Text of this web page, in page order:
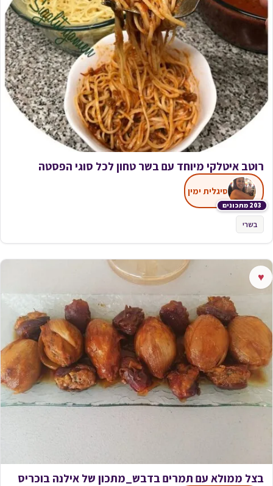
רוטב ‏איטלקי מיוחד עם ‏בשר טחון לכל סוגי הפסטה
203 מתכונים
סיגלית ימין
בשרי
♥
בצל ממולא עם תמרים בדבש_מתכון של אילנה בוכריס